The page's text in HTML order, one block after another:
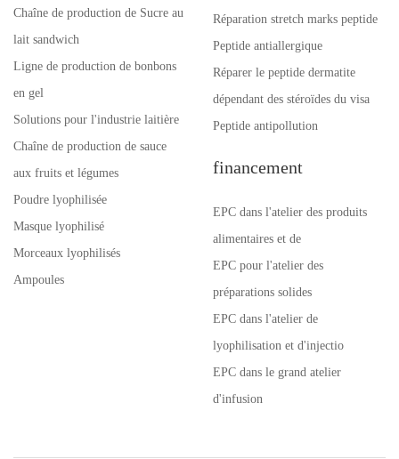
Chaîne de production de Sucre au
lait sandwich
Ligne de production de bonbons
en gel
Solutions pour l'industrie laitière
Chaîne de production de sauce
aux fruits et légumes
Poudre lyophilisée
Masque lyophilisé
Morceaux lyophilisés
Ampoules
Réparation stretch marks peptide
Peptide antiallergique
Réparer le peptide dermatite
dépendant des stéroïdes du visa
Peptide antipollution
financement
EPC dans l'atelier des produits
alimentaires et de
EPC pour l'atelier des
préparations solides
EPC dans l'atelier de
lyophilisation et d'injectio
EPC dans le grand atelier
d'infusion